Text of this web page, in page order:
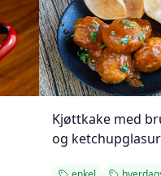
Kjøttkake med
og ketchupglasur